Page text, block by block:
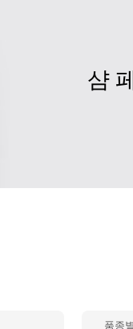
샴
품종